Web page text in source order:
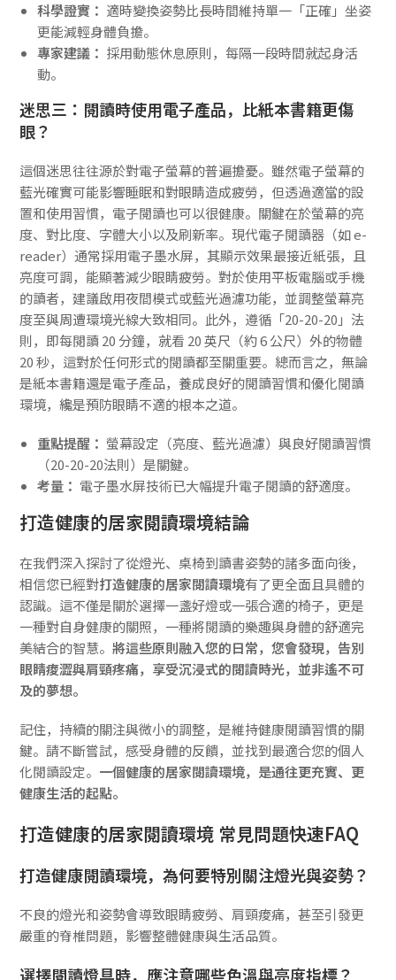
科學證實： 適時變換姿勢比長時間維持單一「正確」坐姿
更能減輕身體負擔。
專家建議： 採用動態休息原則，每隔一段時間就起身活
動。
迷思三：閱讀時使用電子產品，比紙本書籍更傷
眼？
這個迷思往往源於對電子螢幕的普遍擔憂。雖然電子螢幕的
藍光確實可能影響睡眠和對眼睛造成疲勞，但透過適當的設
置和使用習慣，電子閱讀也可以很健康。關鍵在於螢幕的亮
度、對比度、字體大小以及刷新率。現代電子閱讀器（如 e-
reader）通常採用電子墨水屏，其顯示效果最接近紙張，且
亮度可調，能顯著減少眼睛疲勞。對於使用平板電腦或手機
的讀者，建議啟用夜間模式或藍光過濾功能，並調整螢幕亮
度至與周遭環境光線大致相同。此外，遵循「20-20-20」法
則，即每閱讀 20 分鐘，就看 20 英尺（約 6 公尺）外的物體
20 秒，這對於任何形式的閱讀都至關重要。總而言之，無論
是紙本書籍還是電子產品，養成良好的閱讀習慣和優化閱讀
環境，纔是預防眼睛不適的根本之道。
重點提醒： 螢幕設定（亮度、藍光過濾）與良好閱讀習慣
（20-20-20法則）是關鍵。
考量： 電子墨水屏技術已大幅提升電子閱讀的舒適度。
打造健康的居家閱讀環境結論
在我們深入探討了從燈光、桌椅到讀書姿勢的諸多面向後，
相信您已經對打造健康的居家閱讀環境有了更全面且具體的
認識。這不僅是關於選擇一盞好燈或一張合適的椅子，更是
一種對自身健康的關照，一種將閱讀的樂趣與身體的舒適完
美結合的智慧。將這些原則融入您的日常，您會發現，告別
眼睛痠澀與肩頸疼痛，享受沉浸式的閱讀時光，並非遙不可
及的夢想。
記住，持續的關注與微小的調整，是維持健康閱讀習慣的關
鍵。請不斷嘗試，感受身體的反饋，並找到最適合您的個人
化閱讀設定。 一個健康的居家閱讀環境，是通往更充實、更
健康生活的起點。
打造健康的居家閱讀環境 常見問題快速FAQ
打造健康閱讀環境，為何要特別關注燈光與姿勢？
不良的燈光和姿勢會導致眼睛疲勞、肩頸痠痛，甚至引發更
嚴重的脊椎問題，影響整體健康與生活品質。
選擇閱讀燈具時，應注意哪些色溫與亮度指標？